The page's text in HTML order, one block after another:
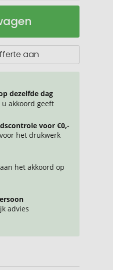
aan
dezelfde dag
akkoord geeft
voor €0,-
het drukwerk
het akkoord op
advies